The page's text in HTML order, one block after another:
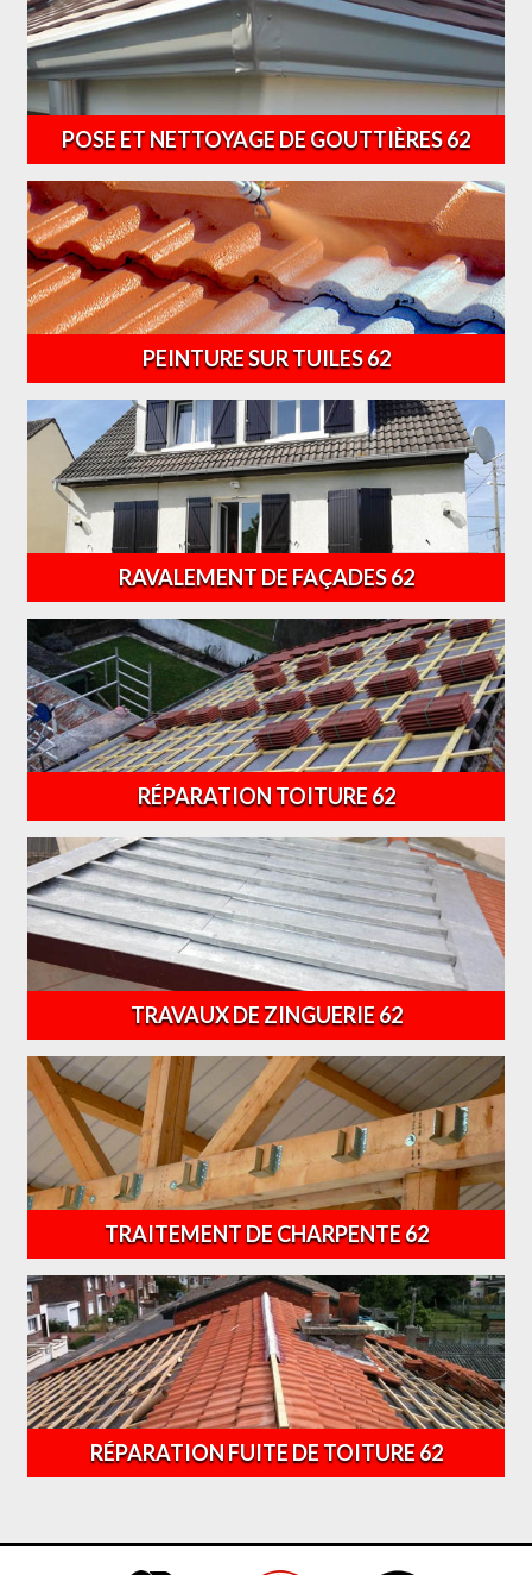
POSE ET NETTOYAGE DE GOUTTIÈRES 62
PEINTURE SUR TUILES 62
RAVALEMENT DE FAÇADES 62
RÉPARATION TOITURE 62
TRAVAUX DE ZINGUERIE 62
TRAITEMENT DE CHARPENTE 62
RÉPARATION FUITE DE TOITURE 62